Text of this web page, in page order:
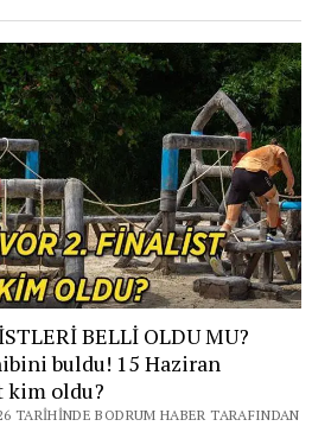
BELLİ OLDU MU?
buldu! 15 Haziran
kim oldu?
TARIHINDE BODRUM HABER TARAFINDAN